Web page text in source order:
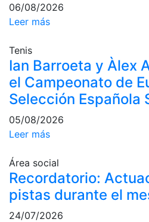
06/08/2026
Leer más
Tenis
Ian Barroeta y Àlex
el Campeonato de
Selección Española
05/08/2026
Leer más
Área social
Recordatorio:
pistas durante el
24/07/2026